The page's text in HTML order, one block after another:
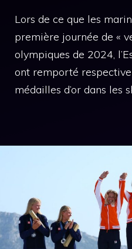
Lors de ce que les
première journée de «
olympiques de 2024,
ont remporté
médailles d’or dans les